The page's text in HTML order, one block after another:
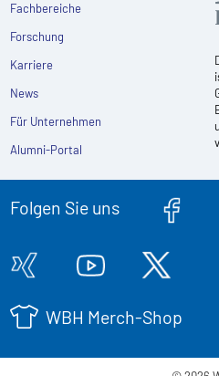
Fachbereiche
Forschung
Karriere
News
Für Unternehmen
Alumni-Portal
Folgen Sie uns
WBH Merch-Shop